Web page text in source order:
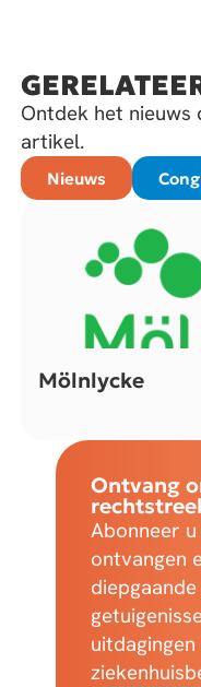
Ontdek het
artikel.
Nieuws
Mölnlycke
Ontvang
Abonneer
ontvangen